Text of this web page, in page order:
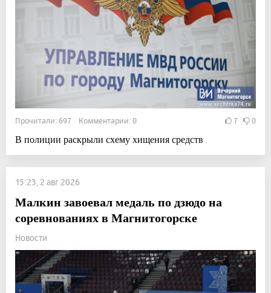
Прочитали: 697 Комментарии: 0 7 0
В полиции раскрыли схему хищения средств
15:23, 2 авг 2026
Малкин завоевал медаль по дзюдо на
соревнованиях в Магнитогорске
Новости